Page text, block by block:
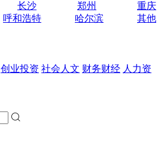
长沙 郑州
重庆
呼和浩特 哈尔滨
其他
创业投资 社会人文 财务财经 人力资